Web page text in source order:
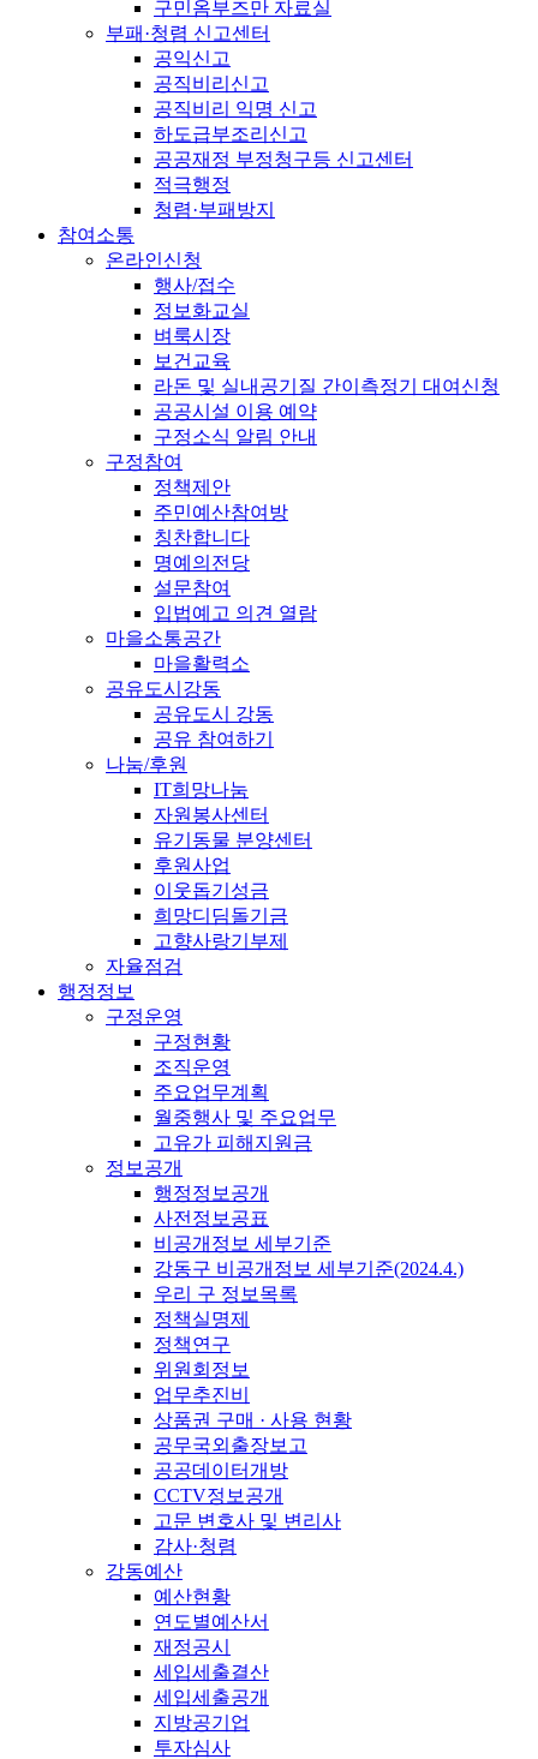
구민옴부즈만 자료실
부패·청렴 신고센터
공익신고
공직비리신고
공직비리 익명 신고
하도급부조리신고
공공재정 부정청구등 신고센터
적극행정
청렴·부패방지
참여소통
온라인신청
행사/접수
정보화교실
벼룩시장
보건교육
라돈 및 실내공기질 간이측정기 대여신청
공공시설 이용 예약
구정소식 알림 안내
구정참여
정책제안
주민예산참여방
칭찬합니다
명예의전당
설문참여
입법예고 의견 열람
마을소통공간
마을활력소
공유도시강동
공유도시 강동
공유 참여하기
나눔/후원
IT희망나눔
자원봉사센터
유기동물 분양센터
후원사업
이웃돕기성금
희망디딤돌기금
고향사랑기부제
자율점검
행정정보
구정운영
구정현황
조직운영
주요업무계획
월중행사 및 주요업무
고유가 피해지원금
정보공개
행정정보공개
사전정보공표
비공개정보 세부기준
강동구 비공개정보 세부기준(2024.4.)
우리 구 정보목록
정책실명제
정책연구
위원회정보
업무추진비
상품권 구매 · 사용 현황
공무국외출장보고
공공데이터개방
CCTV정보공개
고문 변호사 및 변리사
감사·청렴
강동예산
예산현황
연도별예산서
재정공시
세입세출결산
세입세출공개
지방공기업
투자심사